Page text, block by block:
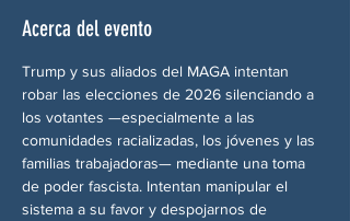
Acerca del evento
Trump y sus aliados del MAGA intentan
robar las elecciones de 2026 silenciando a
los votantes —especialmente a las
comunidades racializadas, los jóvenes y las
familias trabajadoras— mediante una toma
de poder fascista. Intentan manipular el
sistema a su favor y despojarnos de